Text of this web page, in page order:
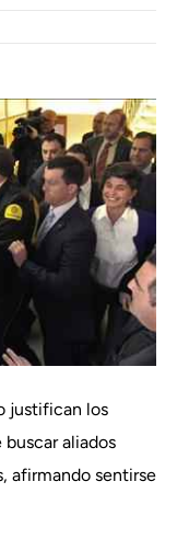
justifican los
aliados
afirmando sentirse